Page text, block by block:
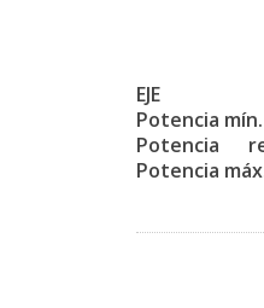
EJE
Potencia
Potencia
Potencia